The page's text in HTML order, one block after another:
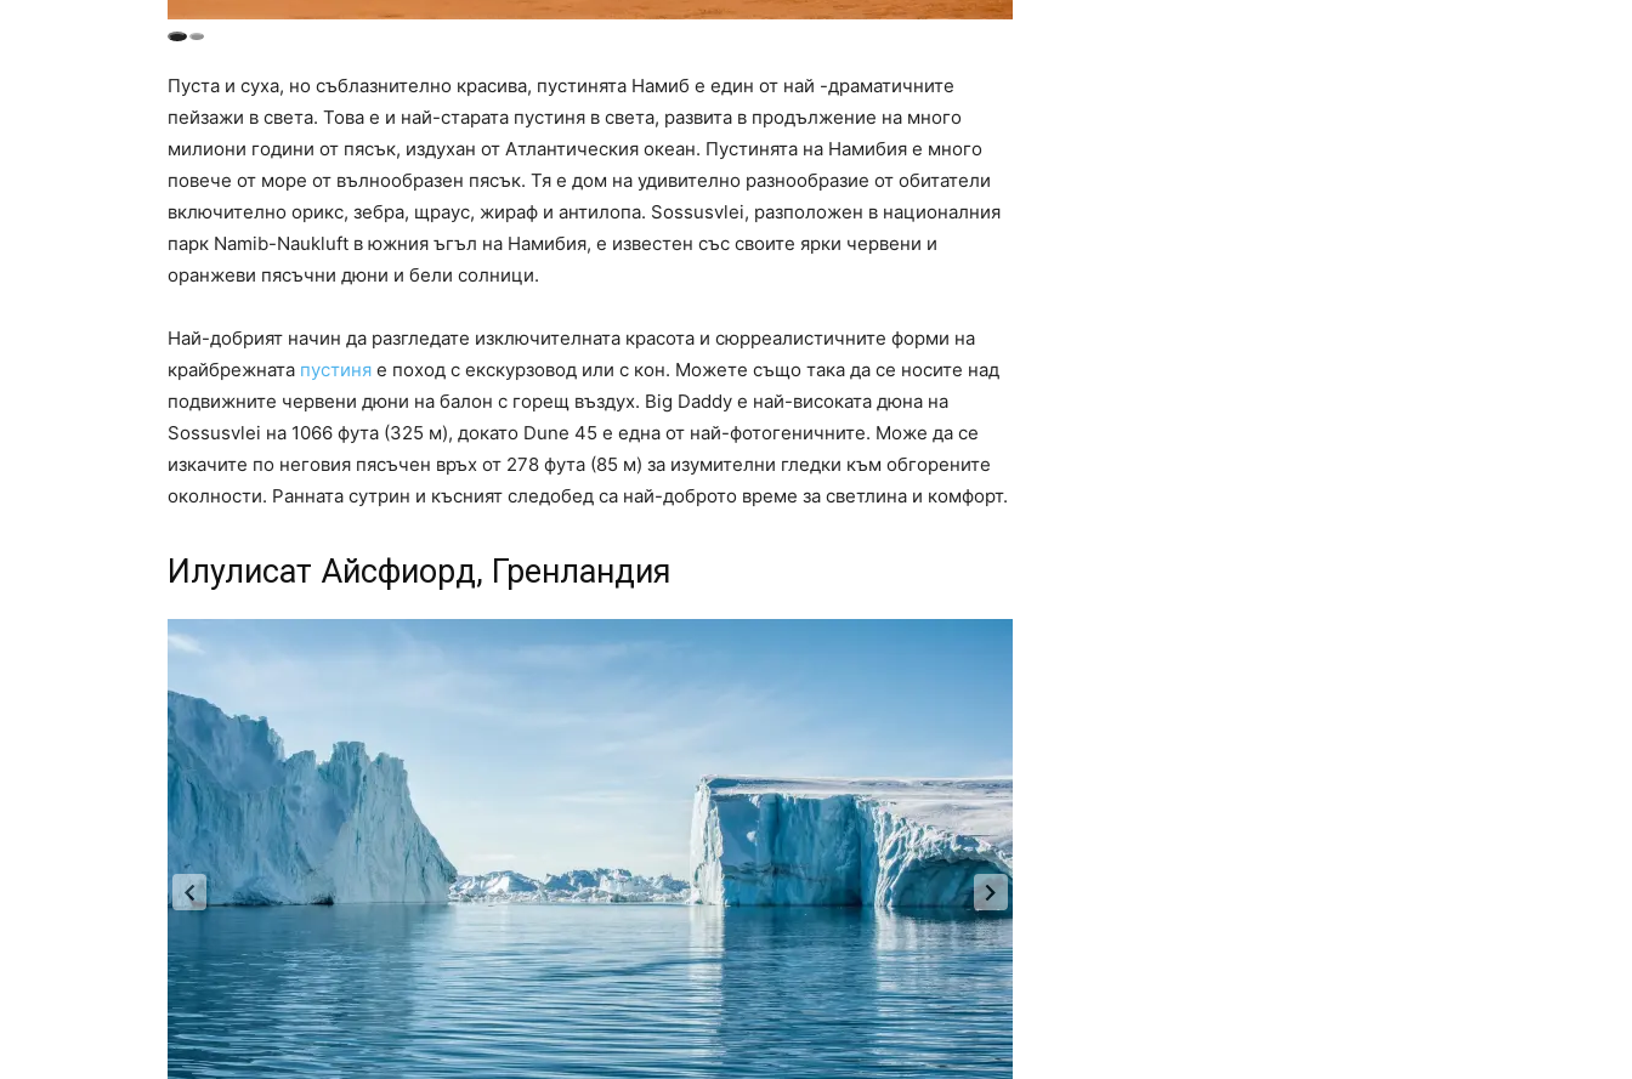
Пуста и суха, но съблазнително красива, пустинята Намиб е един от най -драматичните
пейзажи в света. Това е и най-старата пустиня в света, развита в продължение на много
милиони години от пясък, издухан от Атлантическия океан. Пустинята на Намибия е много
повече от море от вълнообразен пясък. Тя е дом на удивително разнообразие от обитатели
включително орикс, зебра, щраус, жираф и антилопа. Sossusvlei, разположен в националния
парк Namib-Naukluft в южния ъгъл на Намибия, е известен със своите ярки червени и
оранжеви пясъчни дюни и бели солници.
Най-добрият начин да разгледате изключителната красота и сюрреалистичните форми на
крайбрежната пустиня е поход с екскурзовод или с кон. Можете също така да се носите над
подвижните червени дюни на балон с горещ въздух. Big Daddy е най-високата дюна на
Sossusvlei на 1066 фута (325 м), докато Dune 45 е една от най-фотогеничните. Може да се
изкачите по неговия пясъчен връх от 278 фута (85 м) за изумителни гледки към обгорените
околности. Ранната сутрин и късният следобед са най-доброто време за светлина и комфорт.
Илулисат Айсфиорд, Гренландия